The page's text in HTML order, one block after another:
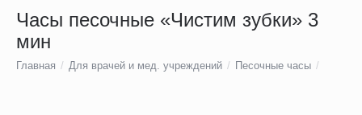
Часы песочные «Чистим зубки» 3
мин
Главная / Для врачей и мед. учреждений / Песочные часы /